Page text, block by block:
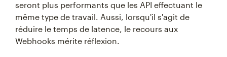
seront plus performants que les API effectuant le
même type de travail. Aussi, lorsqu'il s'agit de
réduire le temps de latence, le recours aux
Webhooks mérite réflexion.